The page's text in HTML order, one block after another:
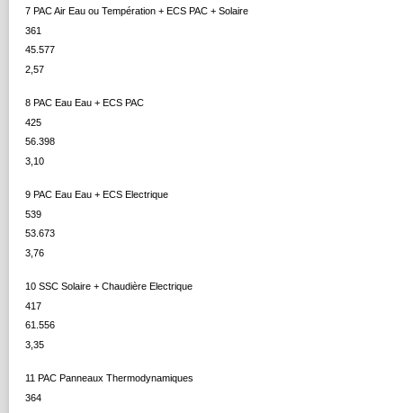
7 PAC Air Eau ou Températion + ECS PAC + Solaire
361
45.577
2,57
8 PAC Eau Eau + ECS PAC
425
56.398
3,10
9 PAC Eau Eau + ECS Electrique
539
53.673
3,76
10 SSC Solaire + Chaudière Electrique
417
61.556
3,35
11 PAC Panneaux Thermodynamiques
364